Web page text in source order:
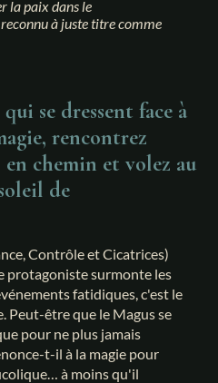
la paix dans le
à juste titre comme
se dressent face à
rencontrez
en chemin et volez au
de
Contrôle et Cicatrices)
protagoniste surmonte les
fatidiques, c'est le
Peut-être que le Magus se
pour ne plus jamais
t-il à la magie pour
à moins qu'il